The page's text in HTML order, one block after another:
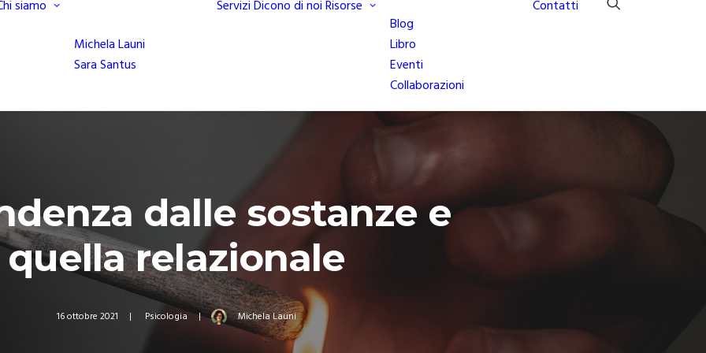
siamo
Michela Launi
Sara Santus
ServiziDicono di noiRisorse
Blog
Libro
Eventi
Collaborazioni
Contatti
dalle sostanze e
quella relazionale
16 ottobre 2021 | Psicologia | Michela Launi